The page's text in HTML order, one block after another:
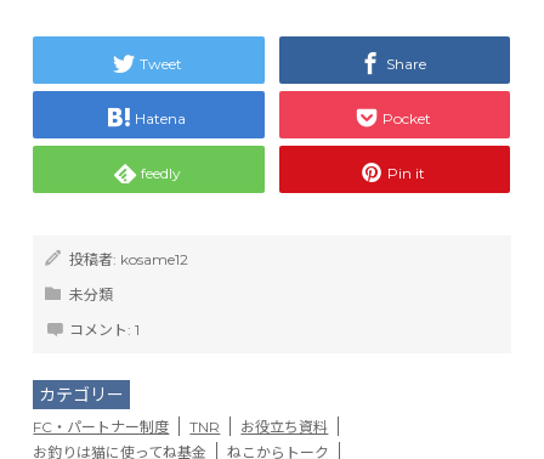
Tweet Share
Hatena Pocket
feedly Pin it
投稿者: kosame12
未分類
コメント:1
カテゴリー
FC・パートナー制度 TNR
お役立ち資料
お釣りは猫に使ってね基金
ねこからトーク